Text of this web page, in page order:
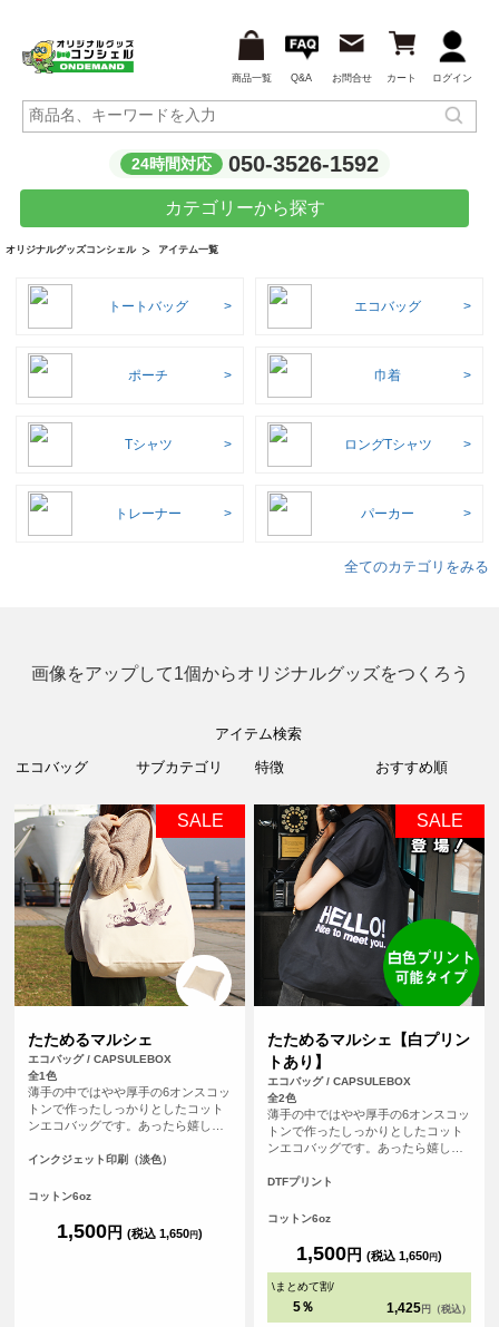
商品一覧 Q&A お問合せ カート ログイン
24時間対応 050-3526-1592
カテゴリーから探す
オリジナルグッズコンシェル アイテム一覧
トートバッグ エコバッグ
ポーチ 巾着
Tシャツ ロングTシャツ
トレーナー パーカー
全てのカテゴリをみる
画像をアップして1個からオリジナルグッズをつくろう
アイテム検索
SALE
たためるマルシェ
エコバッグ / CAPSULEBOX
全1色
薄手の中ではやや厚手の6オンスコッ
トンで作ったしっかりとしたコット
ンエコバッグです。あったら嬉しい
ケットに入れればコンパクトにする
り、とてもしっかりとしたエコバッ
からフルカラープリントでオリジナ
ルエコバッグを作ることができま
インクジェット印刷（淡色）
コットン6oz
1,500円 (税込 1,650円)
SALE
たためるマルシェ【白プリン
トあり】
エコバッグ / CAPSULEBOX
全2色
薄手の中ではやや厚手の6オンスコッ
トンで作ったしっかりとしたコット
ンエコバッグです。あったら嬉しい
ケットに入れればコンパクトにする
り、とてもしっかりとしたエコバッ
からフルカラープリントでオリジナ
ルエコバッグを作ることができま
す！（※弊社オリジナルバッグのた
DTFプリント
コットン6oz
1,500円 (税込 1,650円)
\まとめて割/
5％ 1,425 円（税込）